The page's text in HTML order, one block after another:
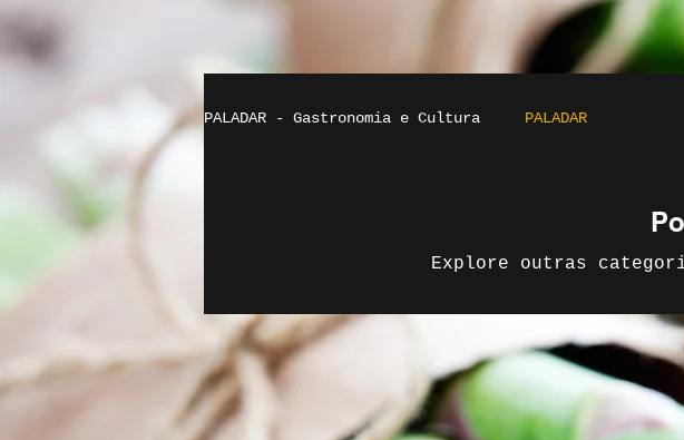
PALADAR - Gastronomia e Cultura PALADAR
Explore outras